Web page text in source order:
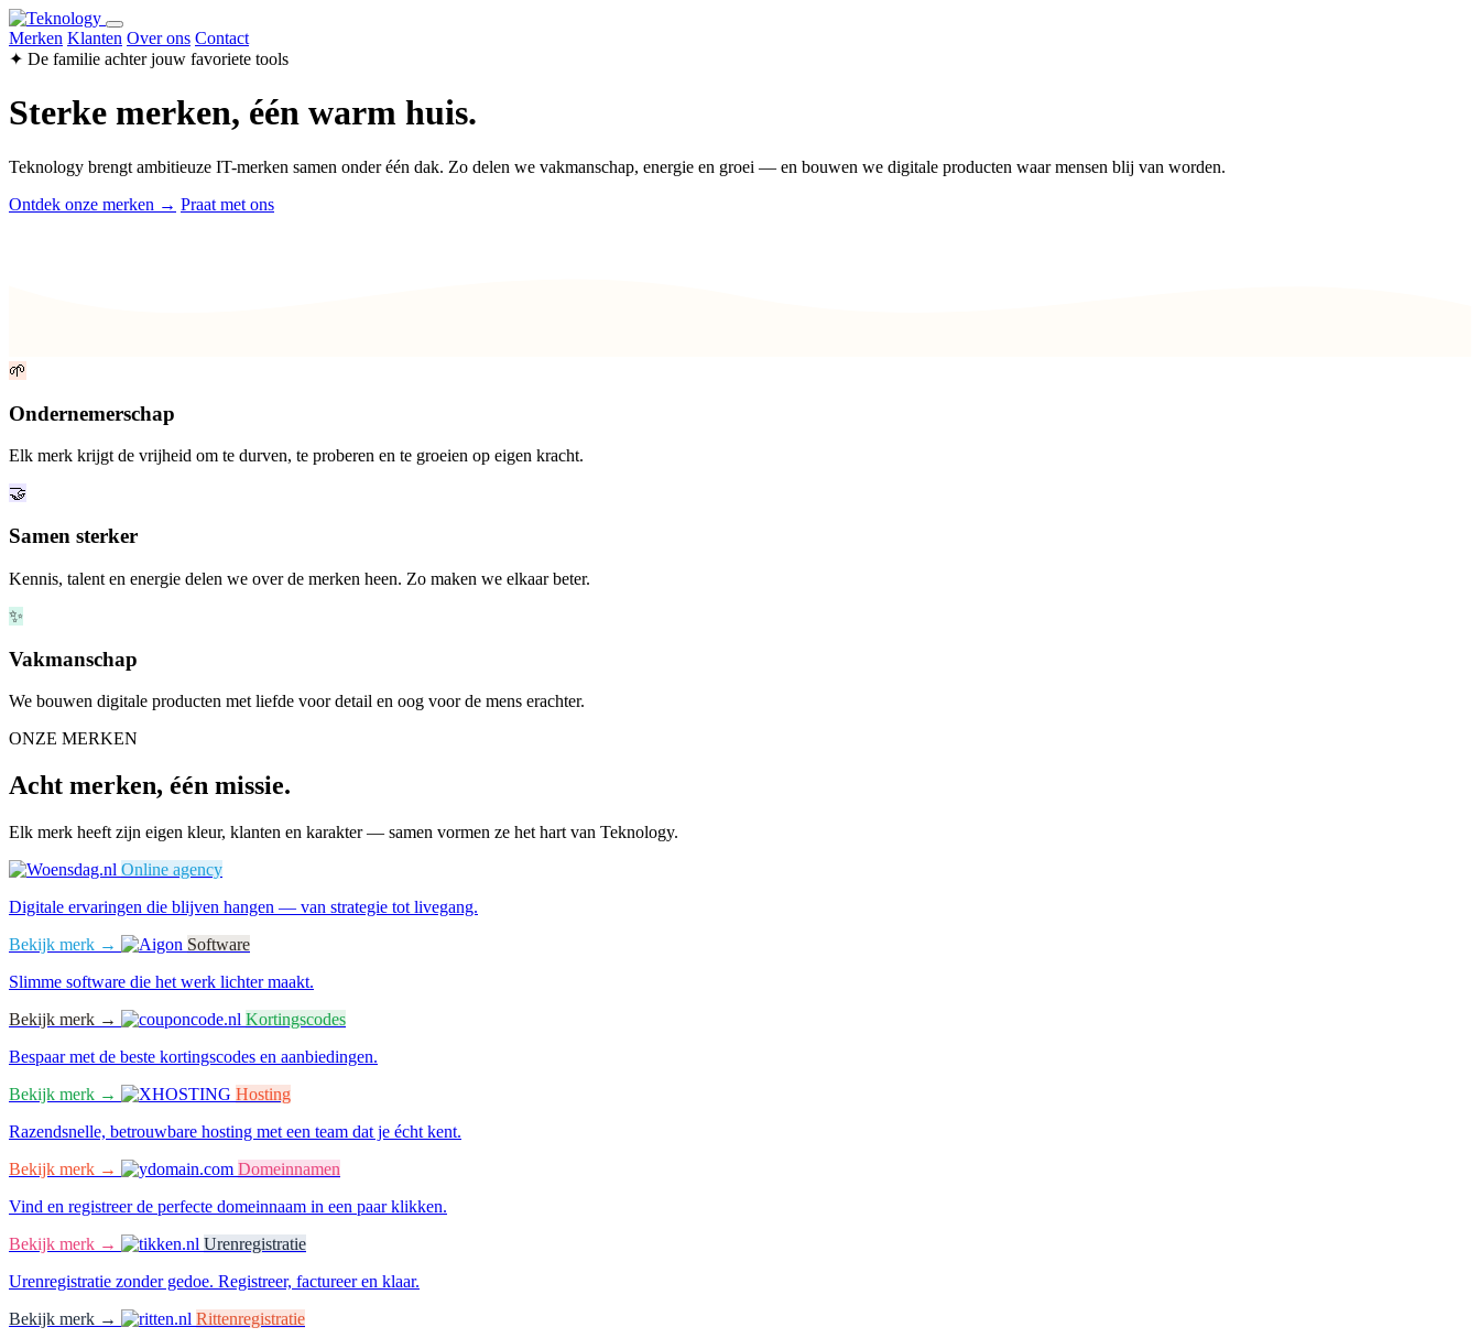
Merken Klanten Over ons Contact
✦ De familie achter jouw favoriete tools
Sterke merken, één warm huis.
Teknology brengt ambitieuze IT-merken samen onder één dak. Zo delen we vakmanschap, energie en groei — en bouwen we digitale producten waar mensen blij van worden.
Ontdek onze merken → Praat met ons
🌱
Ondernemerschap
Elk merk krijgt de vrijheid om te durven, te proberen en te groeien op eigen kracht.
🤝
Samen sterker
Kennis, talent en energie delen we over de merken heen. Zo maken we elkaar beter.
✨
Vakmanschap
We bouwen digitale producten met liefde voor detail en oog voor de mens erachter.
ONZE MERKEN
Acht merken, één missie.
Elk merk heeft zijn eigen kleur, klanten en karakter — samen vormen ze het hart van Teknology.
Online agency
Digitale ervaringen die blijven hangen — van strategie tot livegang.
Bekijk merk →
Software
Slimme software die het werk lichter maakt.
Bekijk merk →
Kortingscodes
Bespaar met de beste kortingscodes en aanbiedingen.
Bekijk merk →
Hosting
Razendsnelle, betrouwbare hosting met een team dat je écht kent.
Bekijk merk →
Domeinnamen
Vind en registreer de perfecte domeinnaam in een paar klikken.
Bekijk merk →
Urenregistratie
Urenregistratie zonder gedoe. Registreer, factureer en klaar.
Bekijk merk →
Rittenregistratie